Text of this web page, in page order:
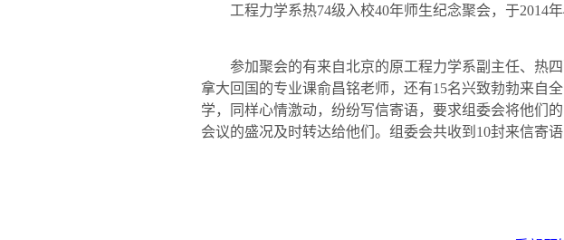
工程力学系热74级入校40年师生纪念聚会，于2014年
参加聚会的有来自北京的原工程力学系副主任、热四
拿大回国的专业课俞昌铭老师，还有15名兴致勃勃来自
学，同样心情激动，纷纷写信寄语，要求组委会将他们
会议的盛况及时转达给他们。组委会共收到 10封来信寄语